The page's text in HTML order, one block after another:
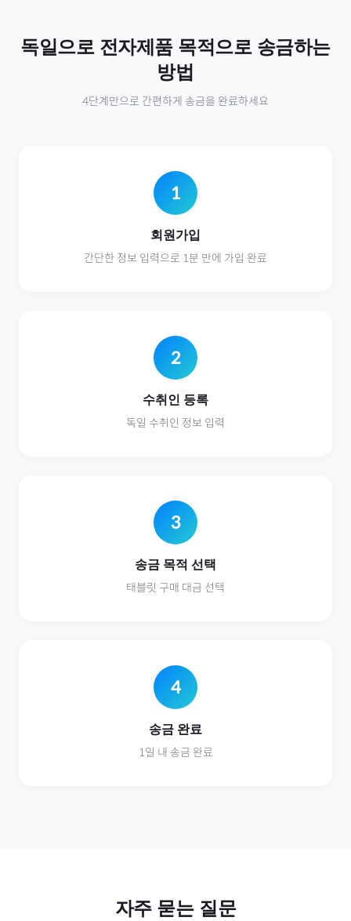
독일으로 전자제품 목적으로 송금하는
방법
4단계만으로 간편하게 송금을 완료하세요
1
회원가입
간단한 정보 입력으로 1분 만에 가입 완료
2
수취인 등록
독일 수취인 정보 입력
3
송금 목적 선택
태블릿 구매 대금 선택
4
송금 완료
1일 내 송금 완료
자주 묻는 질문